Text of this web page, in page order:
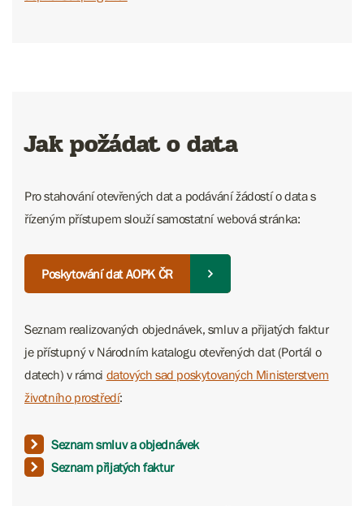
Jak požádat o data
Pro stahování otevřených dat a podávání žádostí o data s
řízeným přístupem slouží samostatní webová stránka:
Poskytování dat AOPK ČR
Seznam realizovaných objednávek, smluv a přijatých faktur
je přístupný v Národním katalogu otevřených dat (Portál o
datech) v rámci datových sad poskytovaných Ministerstvem
životního prostředí:
Seznam smluv a objednávek
Seznam přijatých faktur